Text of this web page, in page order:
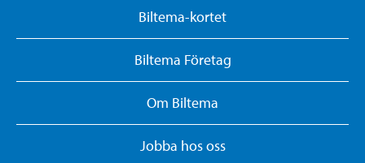
Biltema-kortet
Biltema Företag
Om Biltema
Jobba hos oss